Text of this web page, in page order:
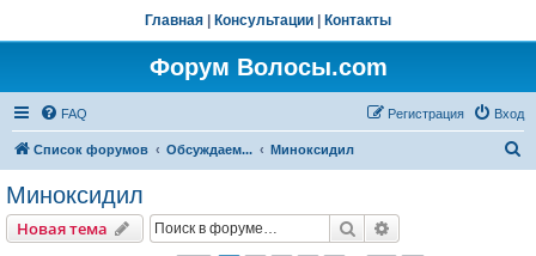
Главная Консультации Контакты
Форум Волосы.com
FAQ Вход
Регистрация
Список форумов Обсуждаем... Миноксидил
Миноксидил
Новая тема Поиск